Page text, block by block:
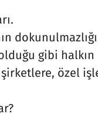
gibi
özel